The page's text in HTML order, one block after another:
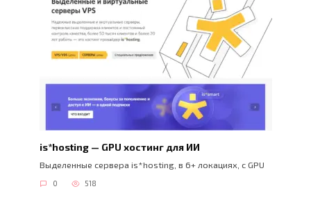
is*hosting — GPU хостинг для ИИ
Выделенные сервера is*hosting, в 6+ локациях, с GPU
0 518